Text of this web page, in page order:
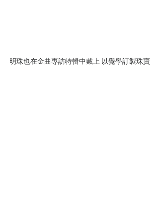
明珠也在金曲專訪特輯中戴上 以覺學訂製珠寶